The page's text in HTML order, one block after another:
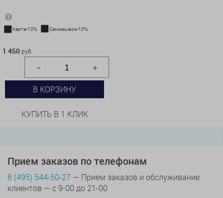
Карта-10% Самовывоз-10%
1 450 руб.
В КОРЗИНУ
КУПИТЬ В 1 КЛИК
Прием заказов по телефонам
8 (495) 544-50-27 — Прием заказов и обслуживание
клиентов — с 9-00 до 21-00